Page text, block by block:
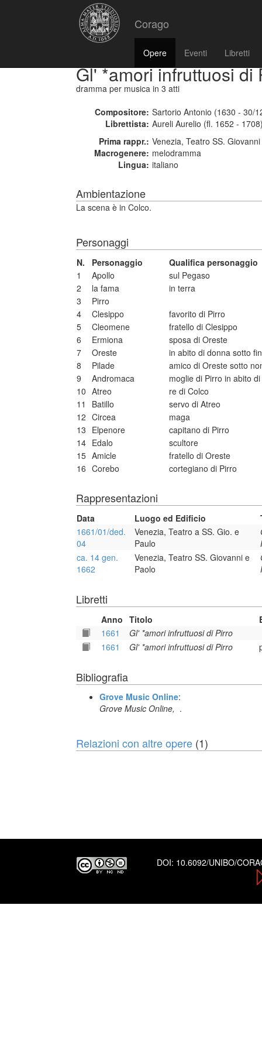
Corago
Opere Eventi Libretti
Gl' *amori infruttuosi di
dramma per musica in 3 atti
Compositore: Sartorio Antonio (1630 - 30/
Librettista: Aureli Aurelio (fl. 1652 -
Prima rappr.: Venezia, Teatro SS.
Macrogenere: melodramma
Lingua: italiano
Ambientazione
La scena è in Colco.
Personaggi
N. Personaggio
Qualifica personaggio
1
Apollo
sul Pegaso
2
la fama
in terra
3
Pirro
4
Clesippo
favorito di Pirro
5
Cleomene
fratello di Clesippo
6
Ermiona
sposa di Oreste
7
Oreste
in abito di donna sotto
8
Pilade
amico di Oreste sotto
9
Andromaca
moglie di Pirro in abito
10 Atreo
re di Colco
11
Batillo
servo di Atreo
12 Circea
maga
13 Elpenore
capitano di Pirro
14 Edalo
scultore
15 Amicle
fratello di Oreste
16 Corebo cortegiano di Pirro
Rappresentazioni
Data Luogo ed Edificio
1661/01/ded.
04
Venezia, Teatro a SS. Gio. e
Paulo
ca. 14 gen.
1662
Venezia, Teatro SS. Giovanni e
Paolo
Libretti
Anno Titolo
1661
Gl' *amori infruttuosi di Pirro
1661
Gl' *amori infruttuosi di Pirro
Bibliografia
Grove Music Online:
Grove Music Online, .
Relazioni con altre opere (1)
DOI: 10.6092/UNIBO/